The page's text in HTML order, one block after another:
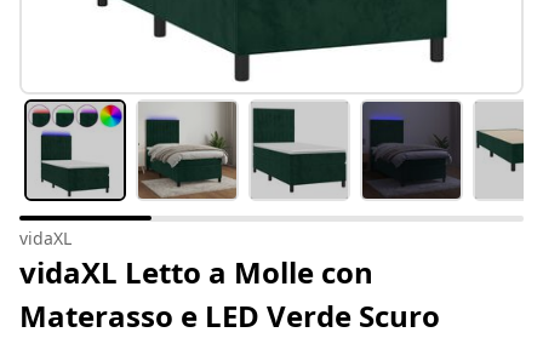
vidaXL
vidaXL Letto a Molle con
Materasso e LED Verde Scuro